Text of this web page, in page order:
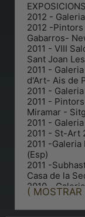
EXPOSICIONS
2012 -
2012 -
Gabarros-
2011 - VIII
Sant Joan
2011 -
d'Art- Ais de
2011 -
2011 -
Miramar -
2011 -
2011 - St-Art
2011 -
(Esp)
2011 -
Casa de la
2010 -
Barcelona.
2010 -
(